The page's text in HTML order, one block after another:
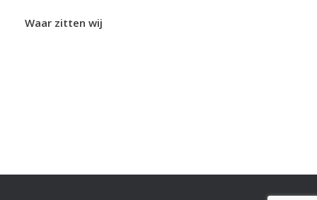
Waar zitten wij